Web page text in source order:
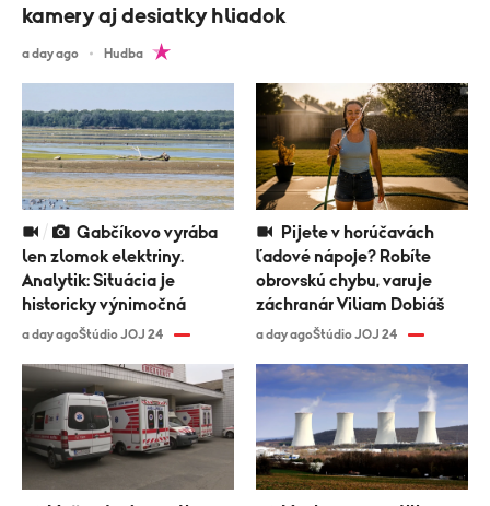
kamery aj desiatky hliadok
a day ago Hudba
len zlomok elektriny.
Analytik: Situácia je
historicky výnimočná
a day agoŠtúdio JOJ 24
ľadové nápoje? Robíte
obrovskú chybu, varuje
záchranár Viliam Dobiáš
a day agoŠtúdio JOJ 24